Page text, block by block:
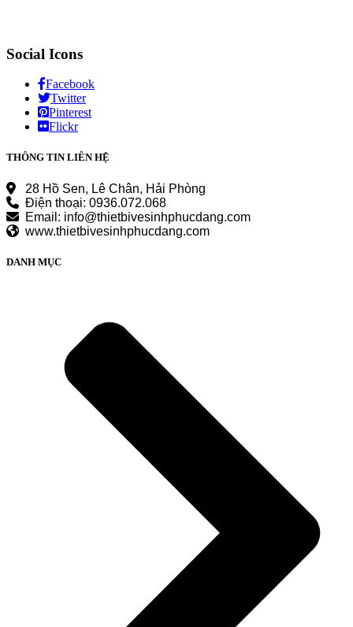
Social Icons
Facebook
Twitter
Pinterest
Flickr
THÔNG TIN LIÊN HỆ
28 Hồ Sen, Lê Chân, Hải Phòng
Điện thoại: 0936.072.068
Email: info@thietbivesinhphucdang.com
www.thietbivesinhphucdang.com
DANH MỤC